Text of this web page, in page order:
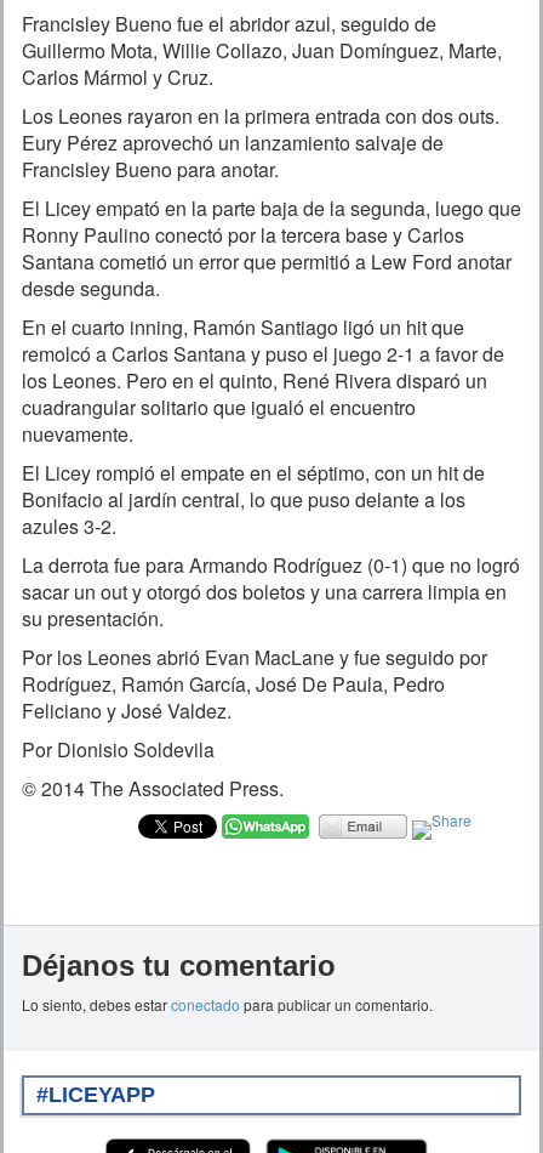
Francisley Bueno fue el abridor azul, seguido de
Guillermo Mota, Willie Collazo, Juan Domínguez, Marte,
Carlos Mármol y Cruz.
Los Leones rayaron en la primera entrada con dos outs.
Eury Pérez aprovechó un lanzamiento salvaje de
Francisley Bueno para anotar.
El Licey empató en la parte baja de la segunda, luego que
Ronny Paulino conectó por la tercera base y Carlos
Santana cometió un error que permitió a Lew Ford anotar
desde segunda.
En el cuarto inning, Ramón Santiago ligó un hit que
remolcó a Carlos Santana y puso el juego 2-1 a favor de
los Leones. Pero en el quinto, René Rivera disparó un
cuadrangular solitario que igualó el encuentro
nuevamente.
El Licey rompió el empate en el séptimo, con un hit de
Bonifacio al jardín central, lo que puso delante a los
azules 3-2.
La derrota fue para Armando Rodríguez (0-1) que no logró
sacar un out y otorgó dos boletos y una carrera limpia en
su presentación.
Por los Leones abrió Evan MacLane y fue seguido por
Rodríguez, Ramón García, José De Paula, Pedro
Feliciano y José Valdez.
Por Dionisio Soldevila
© 2014 The Associated Press.
Déjanos tu comentario
Lo siento, debes estarconectado para publicar un comentario.
#LICEYAPP